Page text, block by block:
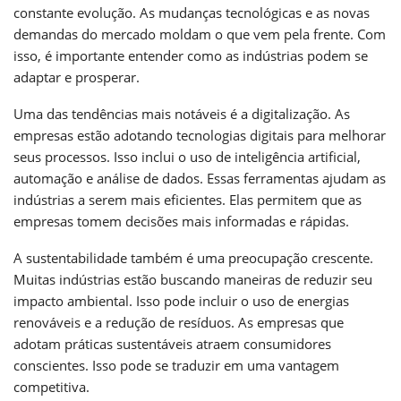
constante evolução. As mudanças tecnológicas e as novas
demandas do mercado moldam o que vem pela frente. Com
isso, é importante entender como as indústrias podem se
adaptar e prosperar.
Uma das tendências mais notáveis é a digitalização. As
empresas estão adotando tecnologias digitais para melhorar
seus processos. Isso inclui o uso de inteligência artificial,
automação e análise de dados. Essas ferramentas ajudam as
indústrias a serem mais eficientes. Elas permitem que as
empresas tomem decisões mais informadas e rápidas.
A sustentabilidade também é uma preocupação crescente.
Muitas indústrias estão buscando maneiras de reduzir seu
impacto ambiental. Isso pode incluir o uso de energias
renováveis e a redução de resíduos. As empresas que
adotam práticas sustentáveis atraem consumidores
conscientes. Isso pode se traduzir em uma vantagem
competitiva.